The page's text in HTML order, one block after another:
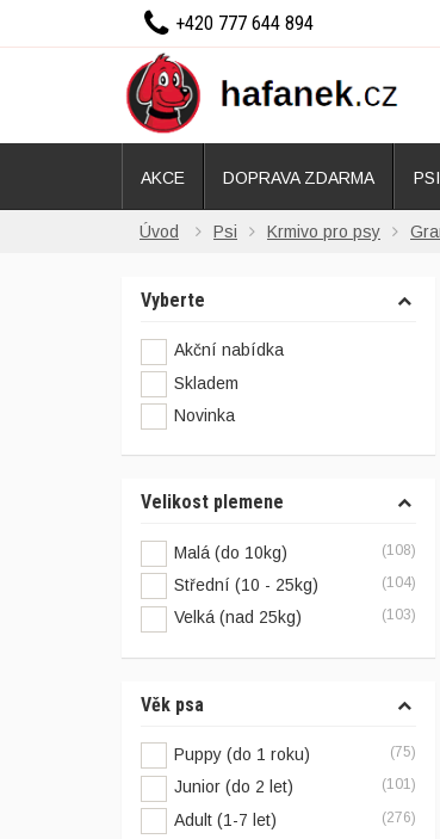
Úvod Psi Krmivo pro psy
Vyberte
Akční nabídka
Skladem
Novinka
Velikost plemene
Malá (do 10kg) (108)
Střední (10 - 25kg) (104)
Velká (nad 25kg) (103)
Věk psa
Puppy (do 1 roku) (75)
Junior (do 2 let) (101)
Adult (1-7 let) (276)
AKCE DOPRAVA ZDARMA PSI
+420 777 644 894